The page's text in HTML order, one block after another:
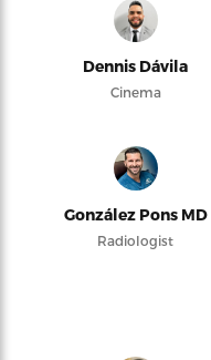
Dennis Dávila
Cinema
González Pons MD
Radiologist